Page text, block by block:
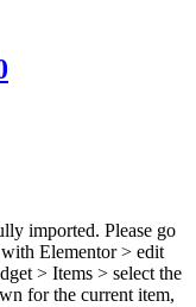
imported. Please go
Elementor > edit
> Items > select the
for the current item,